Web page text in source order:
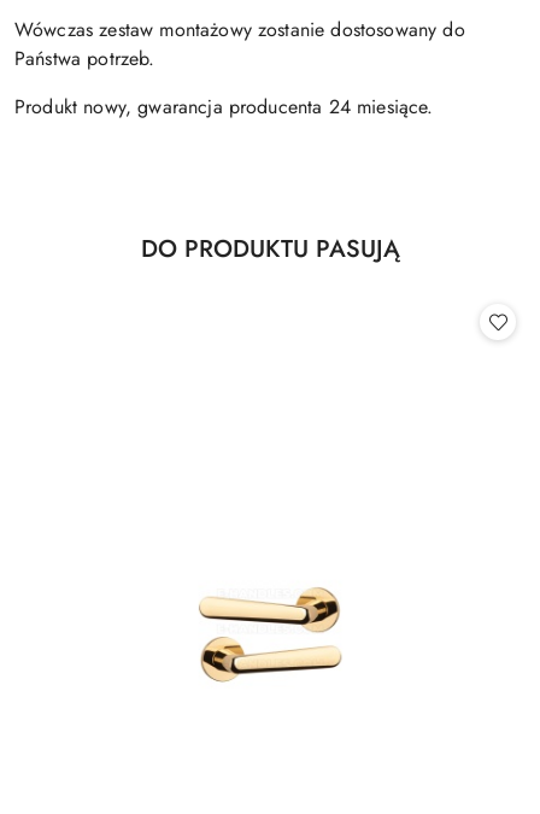
Wówczas zestaw montażowy zostanie dostosowany do
Państwa potrzeb.
Produkt nowy, gwarancja producenta 24 miesiące.
Pomiń karuzelę produktów
Produkty
DO PRODUKTU PASUJĄ